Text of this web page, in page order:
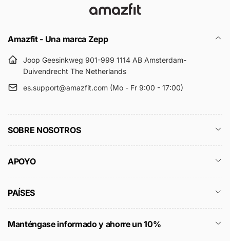
Amazfit - Una marca Zepp
Joop Geesinkweg 901-999 1114 AB Amsterdam-
Duivendrecht The Netherlands
es.support@amazfit.com (Mo - Fr 9:00 - 17:00)
SOBRE NOSOTROS
APOYO
PAÍSES
Manténgase informado y ahorre un 10%